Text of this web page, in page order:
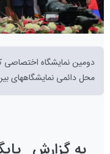
دومین نمایشگاه اختصاصی
محل دائمی نمایشگاههای